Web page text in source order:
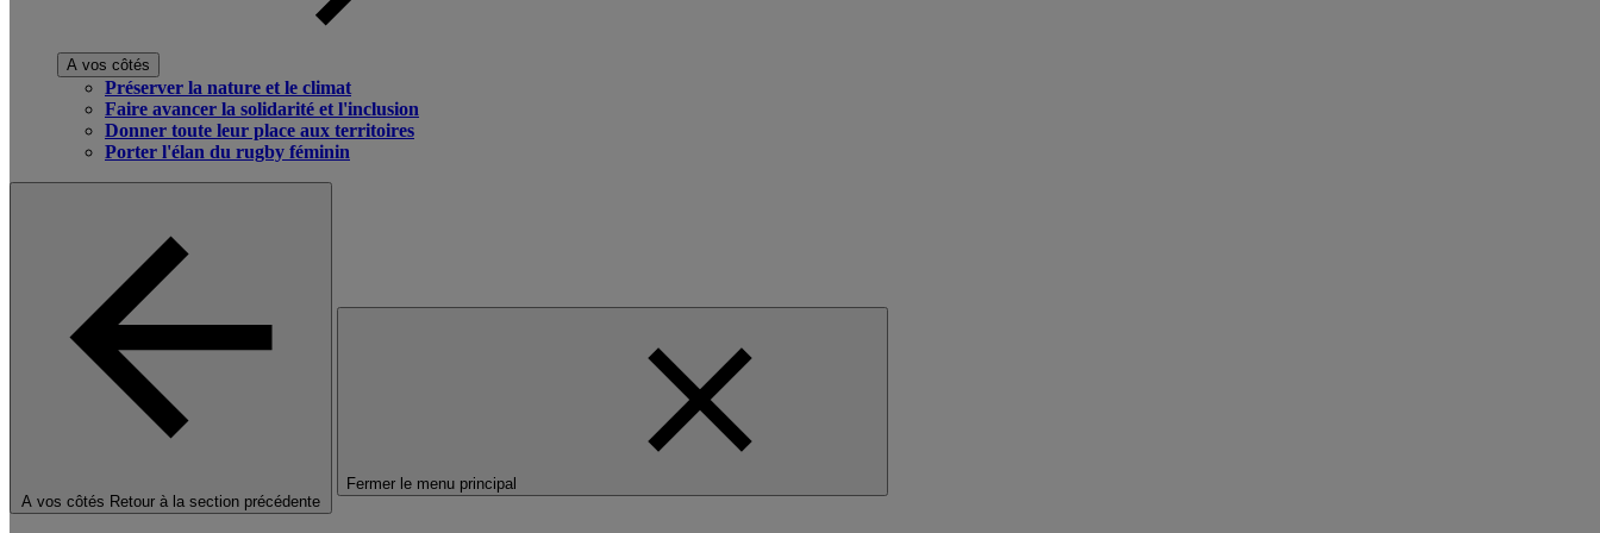
A vos côtés
Préserver la nature et le climat
Faire avancer la solidarité et l'inclusion
Donner toute leur place aux territoires
Porter l'élan du rugby féminin
A vos côtés Retour à la section précédente
Fermer le menu principal